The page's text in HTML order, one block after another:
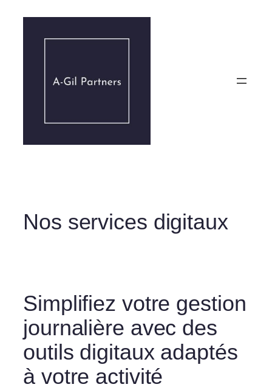
contenu
Nos services digitaux
Simplifiez votre gestion
journalière avec des
outils digitaux adaptés
à votre activité